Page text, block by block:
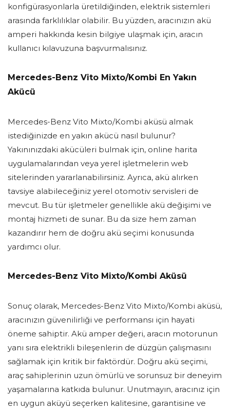
konfigürasyonlarla üretildiğinden, elektrik sistemleri
arasında farklılıklar olabilir. Bu yüzden, aracınızın akü
amperi hakkında kesin bilgiye ulaşmak için, aracın
kullanıcı kılavuzuna başvurmalısınız.
Mercedes-Benz Vito Mixto/Kombi En Yakın
Akücü
Mercedes-Benz Vito Mixto/Kombi aküsü almak
istediğinizde en yakın akücü nasıl bulunur?
Yakınınızdaki akücüleri bulmak için, online harita
uygulamalarından veya yerel işletmelerin web
sitelerinden yararlanabilirsiniz. Ayrıca, akü alırken
tavsiye alabileceğiniz yerel otomotiv servisleri de
mevcut. Bu tür işletmeler genellikle akü değişimi ve
montaj hizmeti de sunar. Bu da size hem zaman
kazandırır hem de doğru akü seçimi konusunda
yardımcı olur.
Mercedes-Benz Vito Mixto/Kombi Aküsü
Sonuç olarak, Mercedes-Benz Vito Mixto/Kombi aküsü,
aracınızın güvenilirliği ve performansı için hayati
öneme sahiptir. Akü amper değeri, aracın motorunun
yanı sıra elektrikli bileşenlerin de düzgün çalışmasını
sağlamak için kritik bir faktördür. Doğru akü seçimi,
araç sahiplerinin uzun ömürlü ve sorunsuz bir deneyim
yaşamalarına katkıda bulunur. Unutmayın, aracınız için
en uygun aküyü seçerken kalitesine, garantisine ve